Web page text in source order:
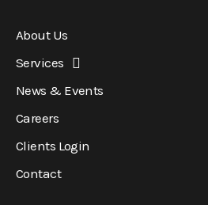
About Us
Services
News & Events
Careers
Clients Login
Contact